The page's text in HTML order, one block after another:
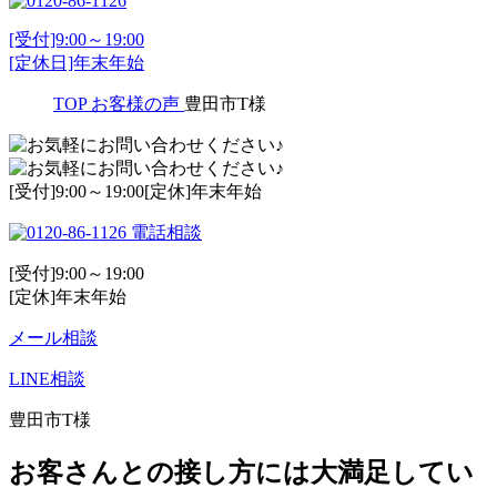
[受付]9:00～19:00
[定休日]年末年始
TOP お客様の声 豊田市T様
[受付]9:00～19:00[定休]年末年始
電話相談
[受付]9:00～19:00
[定休]年末年始
メール相談
LINE相談
豊田市T様
お客さんとの接し方には大満足してい